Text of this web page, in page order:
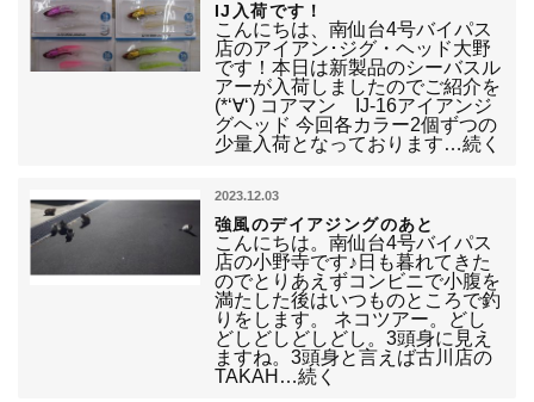
IJ入荷です！
こんにちは、南仙台4号バイパス
店のアイアン･ジグ・ヘッド大野
です！本日は新製品のシーバスル
アーが入荷しましたのでご紹介を
(*‘∀‘) コアマン IJ-16アイアンジ
グヘッド 今回各カラー2個ずつの
少量入荷となっております…続く
2023.12.03
強風のデイアジングのあと
こんにちは。南仙台4号バイパス
店の小野寺です♪日も暮れてきた
のでとりあえずコンビニで小腹を
満たした後はいつものところで釣
りをします。 ネコツアー。どし
どしどしどしどし。3頭身に見え
ますね。3頭身と言えば古川店の
TAKAH…続く